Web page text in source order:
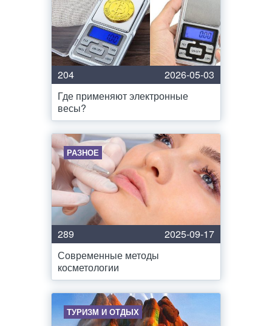
204
2026-05-03
Где применяют электронные
весы?
РАЗНОЕ
289
2025-09-17
Современные методы
косметологии
ТУРИЗМ И ОТДЫХ